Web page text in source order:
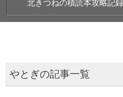
北きつねの積読本攻略記
やとぎの記事一覧